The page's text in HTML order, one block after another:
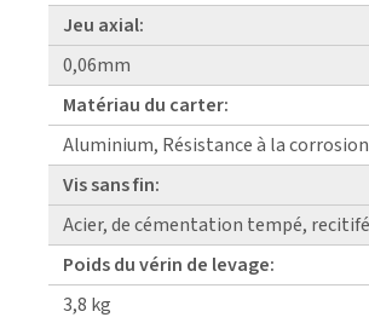
Jeu axial:
0,06mm
Matériau du carter:
Aluminium, Résistance à la corrosion
Vis sans fin:
Acier, de cémentation tempé, recitifé
Poids du vérin de levage:
3,8 kg